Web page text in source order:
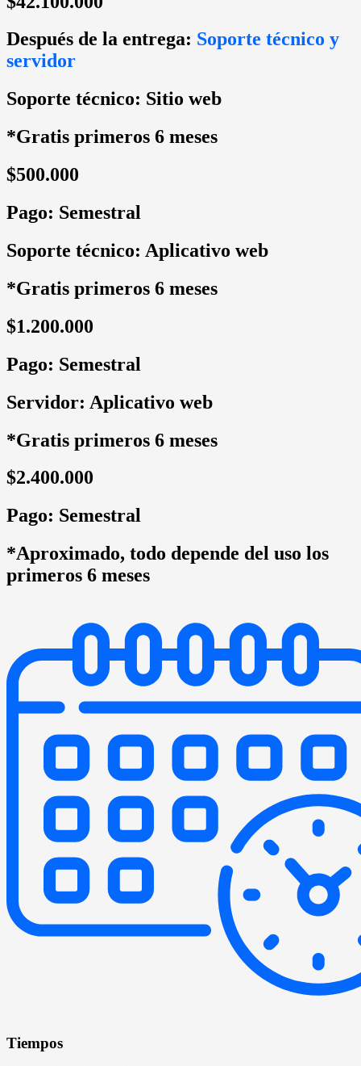
Después de la entrega: Soporte técnico y
servidor
Soporte técnico: Sitio web
*Gratis primeros 6 meses
$500.000
Pago: Semestral
Soporte técnico: Aplicativo web
*Gratis primeros 6 meses
$1.200.000
Pago: Semestral
Servidor: Aplicativo web
*Gratis primeros 6 meses
$2.400.000
Pago: Semestral
*Aproximado, todo depende del uso los
primeros 6 meses
Tiempos